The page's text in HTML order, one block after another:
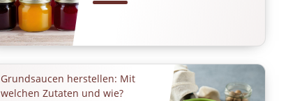
Grundsaucen herstellen: Mit
welchen Zutaten und wie?